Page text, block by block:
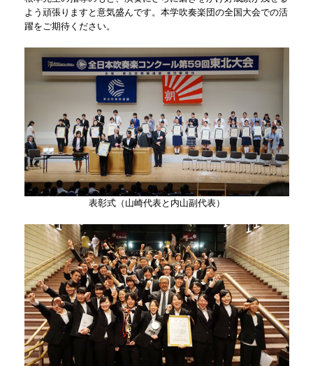
よう頑張りますと意気盛んです。本学吹奏楽団の全国大会での活
躍をご期待ください。
表彰式（山崎代表と内山副代表）